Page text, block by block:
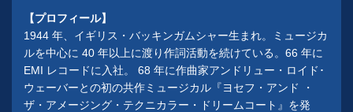
【プロフィール】
1944 年、イギリス・バッキンガムシャー生まれ。ミュージカ
ルを中心に 40 年以上に渡り作詞活動を続けている。66 年に
EMI レコードに入社。 68 年に作曲家アンドリュー・ロイド･
ウェーバーとの初の共作ミュージカル『ヨセフ・アンド ・
ザ・アメージング・テクニカラー・ドリームコート』を発